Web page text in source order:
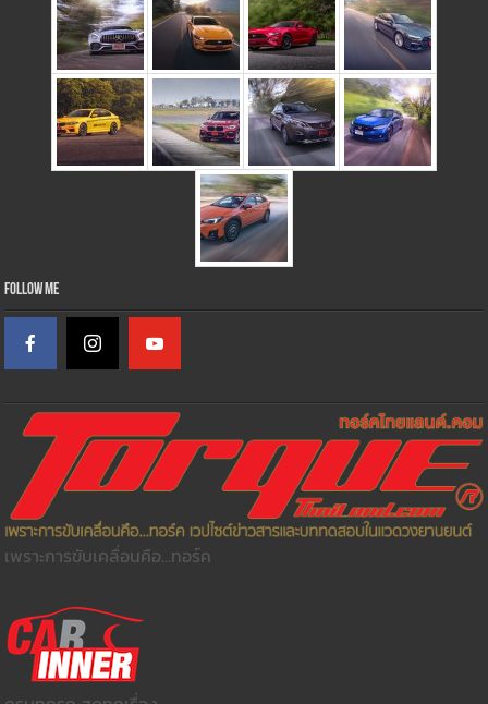
Follow Me
เพราะการขับเคลื่อนคือ...ทอร์ค